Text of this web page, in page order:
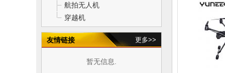
航拍无人机
穿越机
友情链接 更多>>
暂无信息.